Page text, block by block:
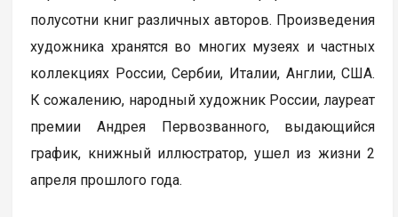
полусотни книг различных авторов. Произведения
художника хранятся во многих музеях и частных
коллекциях России, Сербии, Италии, Англии, США.
К сожалению, народный художник России, лауреат
премии Андрея Первозванного, выдающийся
график, книжный иллюстратор, ушел из жизни 2
апреля прошлого года.